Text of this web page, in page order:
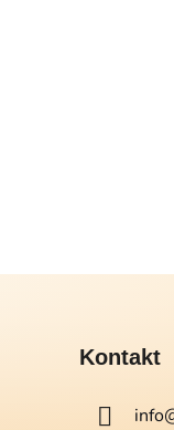
Kontakt
info